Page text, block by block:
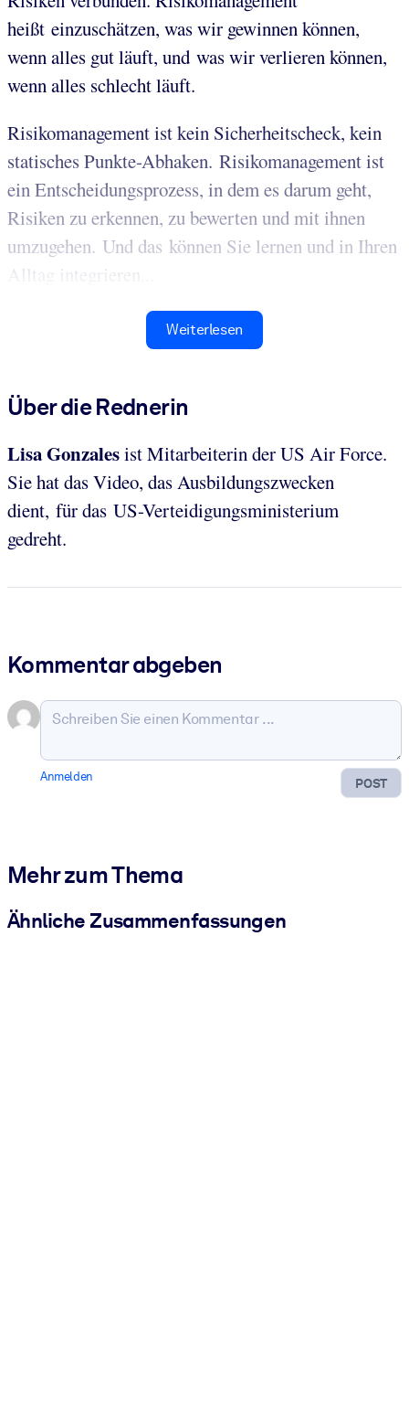
heißt einzuschätzen, was wir gewinnen können,
wenn alles gut läuft, und was wir verlieren können,
wenn alles schlecht läuft.
Risikomanagement ist kein Sicherheitscheck, kein
statisches Punkte-Abhaken. Risikomanagement ist
ein Entscheidungsprozess, in dem es darum geht,
Risiken zu erkennen, zu bewerten und mit ihnen
umzugehen. Und das können Sie lernen und in Ihren
Alltag integrieren...
Weiterlesen
Über die Rednerin
Lisa Gonzalesist Mitarbeiterin der US Air Force.
Sie hat das Video, das Ausbildungszwecken
dient, für das US-Verteidigungsministerium
gedreht.
Kommentar abgeben
POST
Anmelden
Mehr zum Thema
Ähnliche Zusammenfassungen